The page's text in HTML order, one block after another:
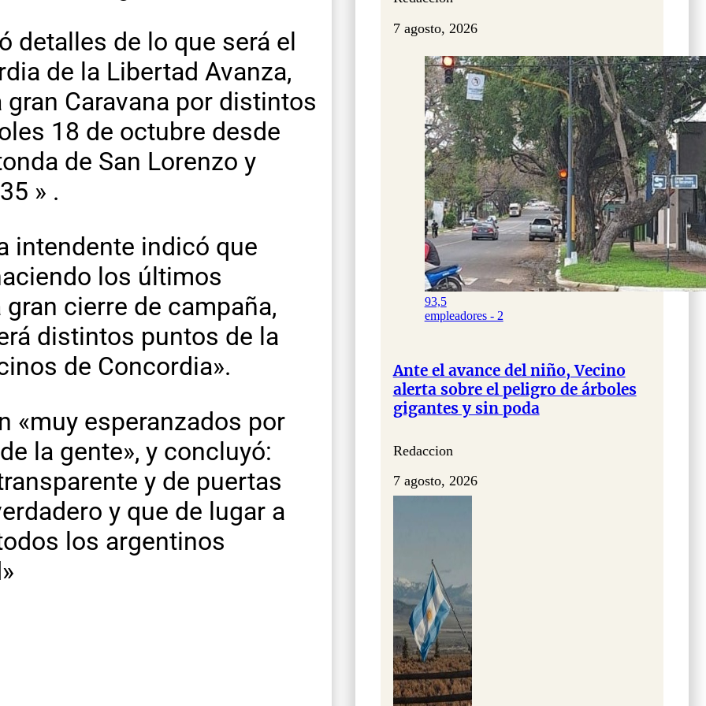
detalles de lo que será el
de la Libertad Avanza,
Caravana por distintos
18 de octubre desde
de San Lorenzo y
» .
intendente indicó que
los últimos
cierre de campaña,
distintos puntos de la
de Concordia».
«muy esperanzados por
la gente», y concluyó:
y de puertas
y que de lugar a
los argentinos
7 agosto, 2026
93,5
empleadores - 2
Ante el avance del niño, Vecino
alerta sobre el peligro de árboles
gigantes y sin poda
Redaccion
7 agosto, 2026